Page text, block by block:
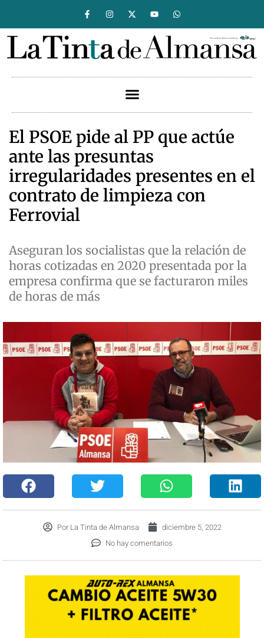
El PSOE pide al PP que actúe
ante las presuntas
irregularidades presentes en el
contrato de limpieza con
Ferrovial
Aseguran los socialistas que la relación de
horas cotizadas en 2020 presentada por la
empresa confirma que se facturaron miles
de horas de más
PorLa Tinta de Almansa
diciembre 5, 2022
No hay comentarios